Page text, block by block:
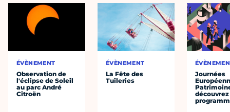
ÉVÈNEMENT
Observation de
l'éclipse de Soleil
au parc André
Citroën
ÉVÈNEMENT
La Fête des
Tuileries
Journées